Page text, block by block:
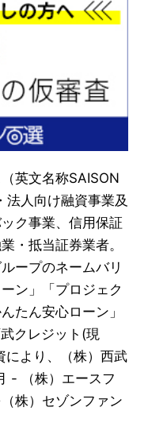
英文名称SAISON
法人向け融資事業及
ク事業、信用保証
・抵当証券業者。
ープのネームバリ
ン」「プロジェク
たん安心ローン」
クレジット(現
により、（株）西武
- （株）エースフ
株）セゾンファン